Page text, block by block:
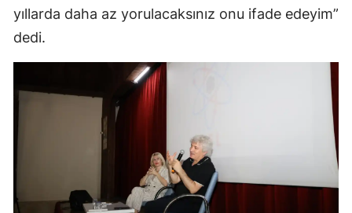
yıllarda daha az yorulacaksınız onu ifade edeyim”
dedi.